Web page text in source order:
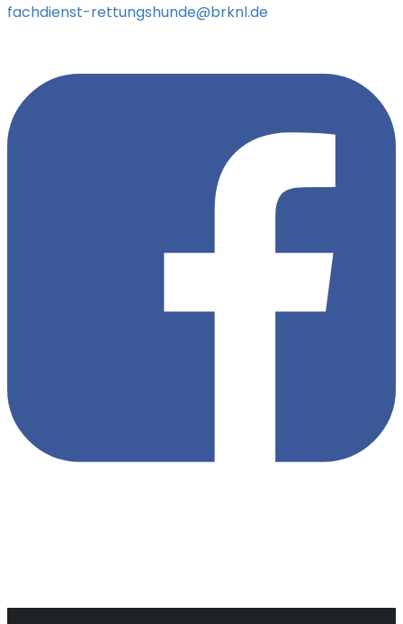
fachdienst-rettungshunde@brknl.de